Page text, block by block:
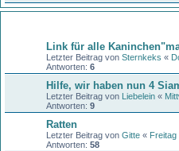
Link für alle
Letzter Beitrag von Sternkeks «
Antworten: 6
Hilfe, wir haben nun 4
Letzter Beitrag von Liebelein «
Antworten: 9
Ratten
Letzter Beitrag von Gitte « Freitag
Antworten: 58